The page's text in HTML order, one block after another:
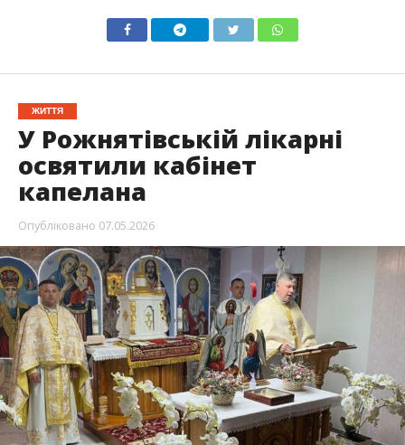
ЖИТТЯ
У Рожнятівській лікарні
освятили кабінет
капелана
Опубліковано 07.05.2026